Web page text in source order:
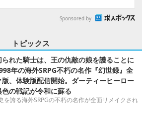
Sponsored by
トピックス
れた騎士は、王の仇敵の娘を護ることに
年の海外SRPG不朽の名作『幻世録』全
、体験版配信開始。ダーティーヒーロー
の戦記が令和に蘇る
を誇る海外SRPGの不朽の名作が全面リメイクされ